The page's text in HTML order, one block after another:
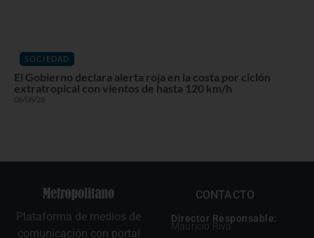
SOCIEDAD
El Gobierno declara alerta roja en la costa por ciclón
extratropical con vientos de hasta 120 km/h
06/08/26
Plataforma de medios de
comunicación con portal
CONTACTO
Director Responsable:
Mauricio Riva